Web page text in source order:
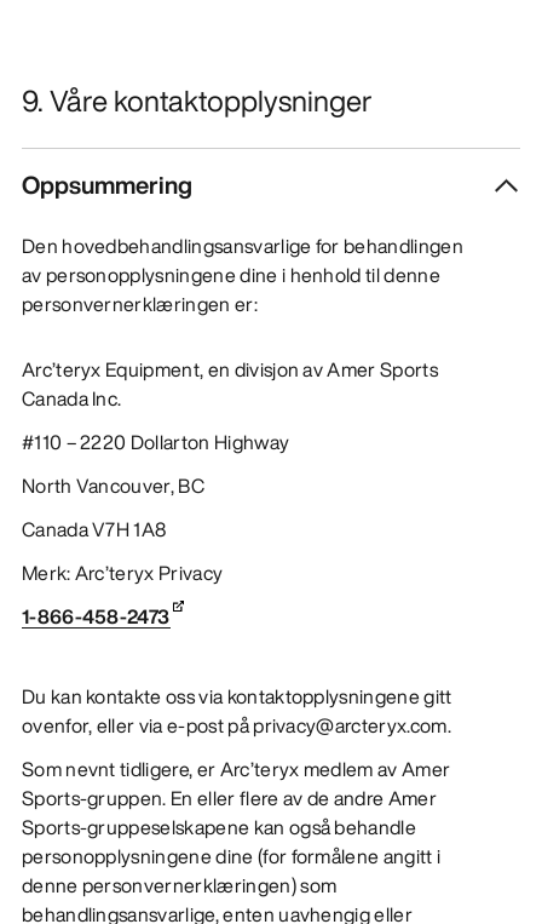
9. Våre kontaktopplysninger
Oppsummering
Den hovedbehandlingsansvarlige for behandlingen
av personopplysningene dine i henhold til denne
personvernerklæringen er:
Arc’teryx Equipment, en divisjon av Amer Sports
Canada Inc.
#110 – 2220 Dollarton Highway
North Vancouver, BC
Canada V7H 1A8
Merk: Arc’teryx Privacy
1-866-458-2473
Du kan kontakte oss via kontaktopplysningene gitt
ovenfor, eller via e-post på privacy@arcteryx.com.
Som nevnt tidligere, er Arc’teryx medlem av Amer
Sports-gruppen. En eller flere av de andre Amer
Sports-gruppeselskapene kan også behandle
personopplysningene dine (for formålene angitt i
denne personvernerklæringen) som
behandlingsansvarlige, enten uavhengig eller